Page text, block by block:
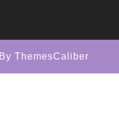
By ThemesCaliber